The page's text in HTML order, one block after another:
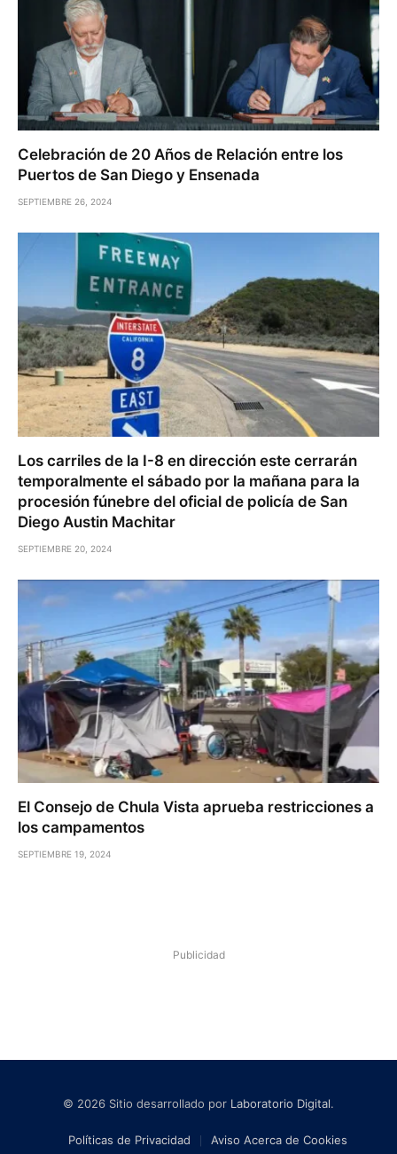
Celebración de 20 Años de Relación entre los
Puertos de San Diego y Ensenada
SEPTIEMBRE 26, 2024
Los carriles de la I-8 en dirección este cerrarán
temporalmente el sábado por la mañana para la
procesión fúnebre del oficial de policía de San
Diego Austin Machitar
SEPTIEMBRE 20, 2024
El Consejo de Chula Vista aprueba restricciones a
los campamentos
SEPTIEMBRE 19, 2024
Publicidad
© 2026 Sitio desarrollado por Laboratorio Digital.
Políticas de Privacidad Aviso Acerca de Cookies